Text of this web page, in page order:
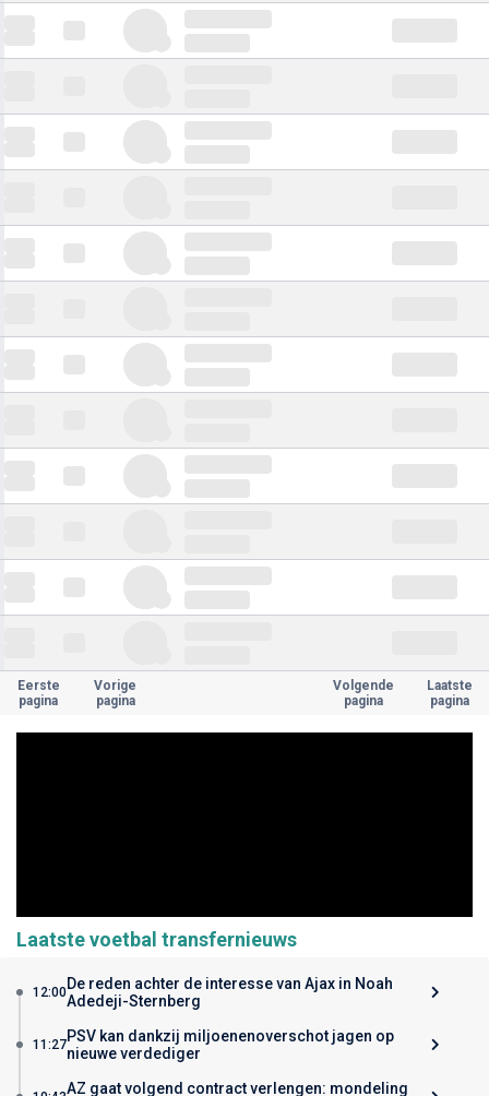
Eerste
pagina
Vorige
pagina
Volgende
pagina
Laatste
pagina
Laatste voetbal transfernieuws
12:00De reden achter de interesse van Ajax in Noah
Adedeji-Sternberg
11:27PSV kan dankzij miljoenenoverschot jagen op
nieuwe verdediger
AZ gaat volgend contract verlengen: mondeling